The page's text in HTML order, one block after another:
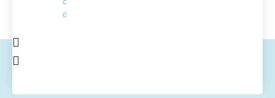
de l'énergie